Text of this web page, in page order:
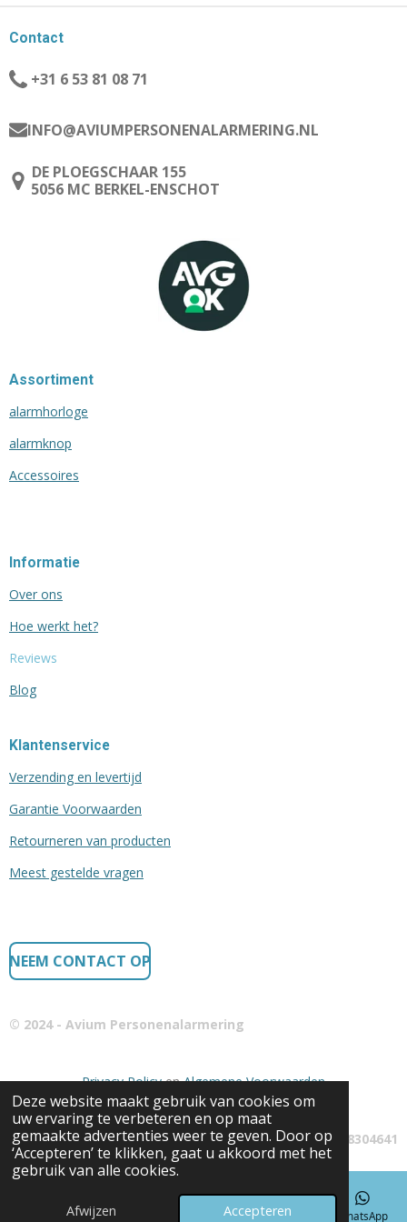
Deze website maakt gebruik van cookies om
uw ervaring te verbeteren en op maat
gemaakte advertenties weer te geven. Door op
‘Accepteren’ te klikken, gaat u akkoord met het
gebruik van alle cookies.
Afwijzen Accepteren
Contact
+31 6 53 81 08 71
INFO@AVIUMPERSONENALARMERING.NL
DE PLOEGSCHAAR 155
5056 MC BERKEL-ENSCHOT
Assortiment
alarmhorloge
alarmknop
Accessoires
Informatie
Over ons
Hoe werkt het?
Reviews
Blog
Klantenservice
Verzending en levertijd
Garantie Voorwaarden
Retourneren van producten
Meest gestelde vragen
NEEM CONTACT OP
© 2024 - Avium Personenalarmering
Privacy PolicyenAlgemene Voorwaarden
KvK: 68304641
E-mailadres Telefoonnummer Kaart Facebook WhatsApp